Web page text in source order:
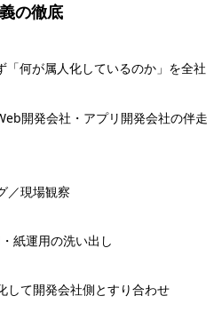
の徹底
「何が属人化しているのか」を全社
開発会社・アプリ開発会社の伴走
／現場観察
紙運用の洗い出し
して開発会社側とすり合わせ